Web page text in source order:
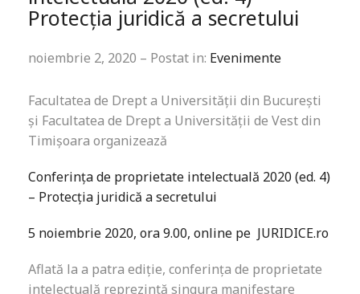
Protecția juridică a secretului
noiembrie 2, 2020 – Postat in: Evenimente
Facultatea de Drept a Universității din București
și Facultatea de Drept a Universității de Vest din
Timișoara organizează
Conferința de proprietate intelectuală 2020 (ed. 4)
– Protecția juridică a secretului
5 noiembrie 2020, ora 9.00, online pe JURIDICE.ro
Aflată la a patra ediție, conferința de proprietate
intelectuală reprezintă singura manifestare